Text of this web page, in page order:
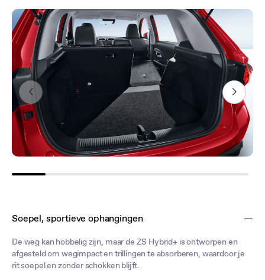
Soepel, sportieve ophangingen
De weg kan hobbelig zijn, maar de ZS Hybrid+ is ontworpen en
afgesteld om wegimpact en trillingen te absorberen, waardoor je
rit soepel en zonder schokken blijft.